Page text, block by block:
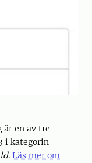
är en av tre
i kategorin
. Läs mer om